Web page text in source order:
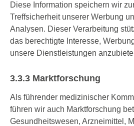
Diese Information speichern wir
Treffsicherheit unserer Werbung
Analysen. Dieser Verarbeitung
das berechtigte Interesse,
unsere Dienstleistungen
3.3.3 Marktforschung
Als führender medizinischer
führen wir auch Marktforschung
Gesundheitswesen, Arzneimittel,